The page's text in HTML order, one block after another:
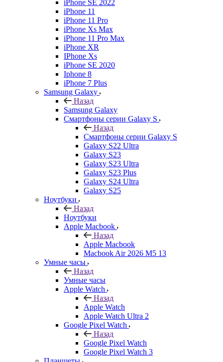
iPhone SE 2022
iPhone 11
iPhone 11 Pro
iPhone Xs Max
iPhone 11 Pro Max
iPhone XR
IPhone Xs
iPhone SE 2020
Iphone 8
iPhone 7 Plus
Samsung Galaxy
Назад
Samsung Galaxy
Смартфоны серии Galaxy S
Назад
Смартфоны серии Galaxy S
Galaxy S22 Ultra
Galaxy S23
Galaxy S23 Ultra
Galaxy S23 Plus
Galaxy S24 Ultra
Galaxy S25
Ноутбуки
Назад
Ноутбуки
Apple Macbook
Назад
Apple Macbook
Macbook Air 2026 M5 13
Умные часы
Назад
Умные часы
Apple Watch
Назад
Apple Watch
Apple Watch Ultra 2
Google Pixel Watch
Назад
Google Pixel Watch
Google Pixel Watch 3